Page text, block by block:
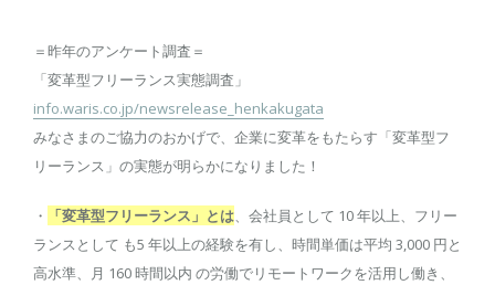
＝昨年のアンケート調査＝
「変革型フリーランス実態調査」
info.waris.co.jp/newsrelease_henkakugata
みなさまのご協力のおかげで、 企業に変革をもたらす「変革型フ
リーランス」の実態が明らかになりました！
・ 「変革型フリーランス」とは、会社員として 10 年以上、フリー
ランスとして も5 年以上の経験を有し、時間単価は平均 3,000 円と
高水準、月 160 時間以内 の労働でリモートワークを活用し働き、